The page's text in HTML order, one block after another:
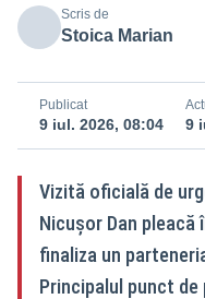
Scris de
Stoica Marian
Publicat
9 iul. 2026, 08:04 9
Vizită oficială de
Nicușor Dan pleacă
finaliza un
Principalul punct